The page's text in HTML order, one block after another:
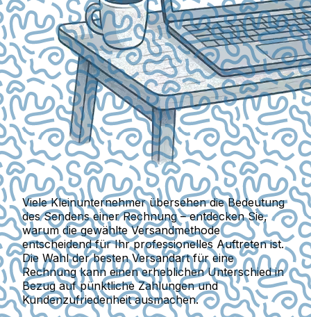
Viele Kleinunternehmer übersehen die Bedeutung
des Sendens einer Rechnung – entdecken Sie,
warum die gewählte Versandmethode
entscheidend für Ihr professionelles Auftreten ist.
Die Wahl der besten Versandart für eine
Rechnung kann einen erheblichen Unterschied in
Bezug auf pünktliche Zahlungen und
Kundenzufriedenheit ausmachen.